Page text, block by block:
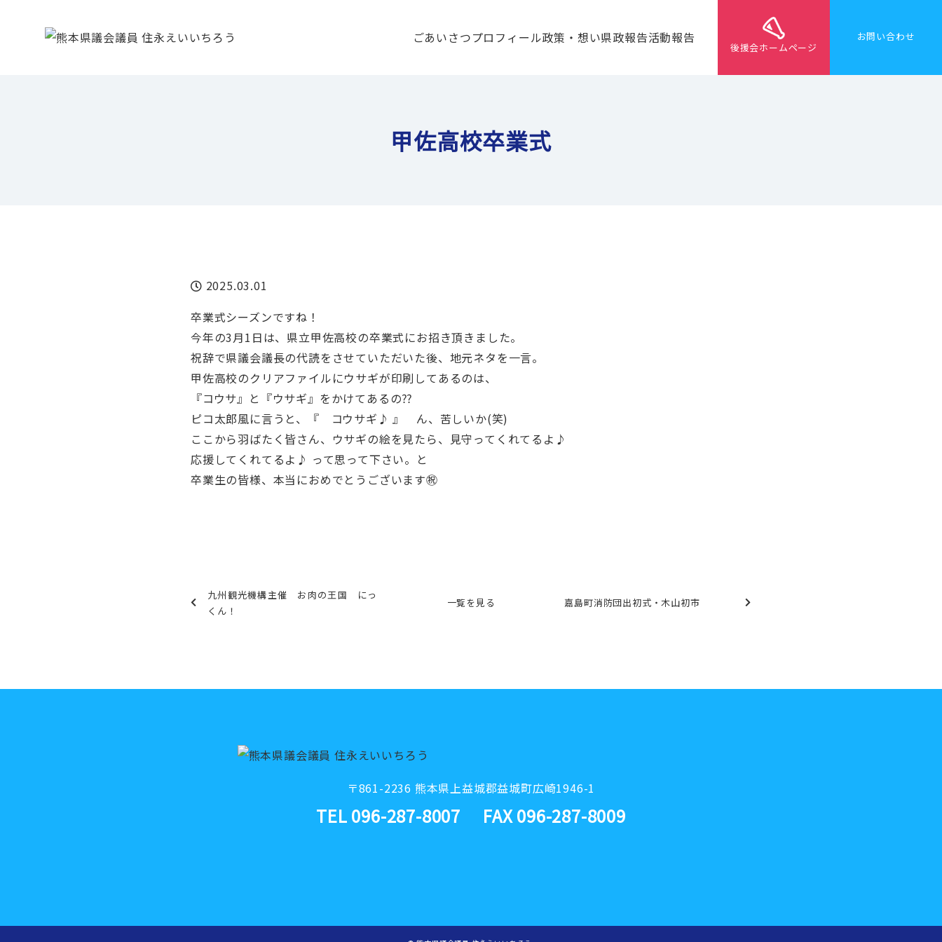
ごあいさつプロフィール政策・想い県政報告活動報告
後援会ホームページ
お問い合わせ
甲佐高校卒業式
2025.03.01
卒業式シーズンですね！
今年の3月1日は、県立甲佐高校の卒業式にお招き頂きました。
祝辞で県議会議長の代読をさせていただいた後、地元ネタを一言。
甲佐高校のクリアファイルにウサギが印刷してあるのは、
『コウサ』と『ウサギ』をかけてあるの⁇
ピコ太郎風に言うと、『 コウサギ♪ 』 ん、苦しいか(笑)
ここから羽ばたく皆さん、ウサギの絵を見たら、見守ってくれてるよ♪
応援してくれてるよ♪ って思って下さい。と
卒業生の皆様、本当におめでとうございます㊗️
九州観光機構主催 お肉の王国 にっ
くん！
一覧を見る 嘉島町消防団出初式・木山初市
〒861-2236 熊本県上益城郡益城町広崎1946-1
TEL 096-287-8007 FAX 096-287-8009